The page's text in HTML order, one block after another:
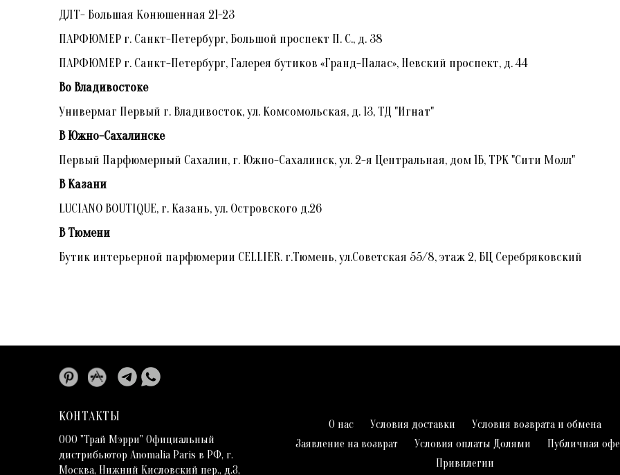
ДЛТ- Большая Конюшенная 21-23
ПАРФЮМЕР г. Санкт-Петербург, Большой проспект П. С., д. 38
ПАРФЮМЕР г. Санкт-Петербург, Галерея бутиков «Гранд-Палас», Невский проспект, д. 44
Во Владивостоке
Универмаг Первый г. Владивосток, ул. Комсомольская, д. 13, ТД "Игнат"
В Южно-Сахалинске
Первый Парфюмерный Сахалин, г. Южно-Сахалинск, ул. 2-я Центральная, дом 1Б, ТРК "Сити Молл"
В Казани
LUCIANO BOUTIQUE, г. Казань, ул. Островского д.26
В Тюмени
Бутик интерьерной парфюмерии CELLIER. г.Тюмень, ул.Советская 55/8, этаж 2, БЦ Cеребряковский
КОНТАКТЫ
ООО "Трай Мэрри" Официальный
дистрибьютор Anomalia Paris в РФ, г.
Москва, Нижний Кисловский пер., д.3,
О нас Условия доставки
Условия возврата и обмена
Заявление на возврат
Условия оплаты Долями
Публичная
Привилегии